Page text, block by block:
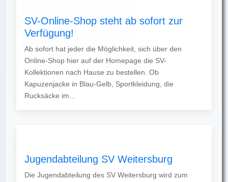
SV-Online-Shop steht ab sofort zur
Verfügung!
Ab sofort hat jeder die Möglichkeit, sich über den
Online-Shop hier auf der Homepage die SV-
Kollektionen nach Hause zu bestellen. Ob
Kapuzenjacke in Blau-Gelb, Sportkleidung, die
Rucksäcke im...
Jugendabteilung SV Weitersburg
Die Jugendabteilung des SV Weitersburg wird zum